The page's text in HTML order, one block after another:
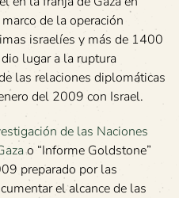
de la operación
israelíes y más de 1400
lugar a la ruptura
las relaciones diplomáticas
del 2009 con Israel.
de las Naciones
o “Informe Goldstone”
preparado por las
el alcance de las